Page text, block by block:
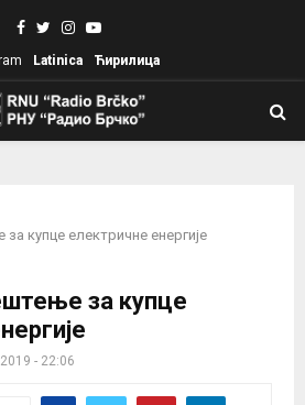
Facebook
TwitterInstagram
Youtube
Latinica Ћирилица
купце електричне енергије
за купце
- 22:06